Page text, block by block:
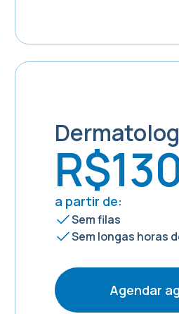
a partir de:
Sem filas
Sem longas horas
Agendar